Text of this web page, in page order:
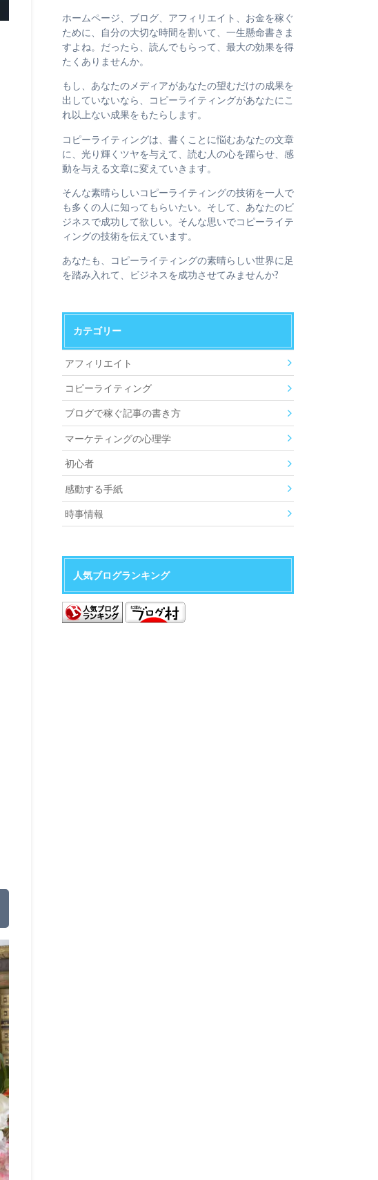
ホームページ、ブログ、アフィリエイト、お金を稼ぐ
ために、自分の大切な時間を割いて、一生懸命書きま
すよね。だったら、読んでもらって、最大の効果を得
たくありませんか。
もし、あなたのメディアがあなたの望むだけの成果を
出していないなら、コピーライティングがあなたにこ
れ以上ない成果をもたらします。
コピーライティングは、書くことに悩むあなたの文章
に、光り輝くツヤを与えて、読む人の心を躍らせ、感
動を与える文章に変えていきます。
そんな素晴らしいコピーライティングの技術を一人で
も多くの人に知ってもらいたい。そして、あなたのビ
ジネスで成功して欲しい。そんな思いでコピーライテ
ィングの技術を伝えています。
あなたも、コピーライティングの素晴らしい世界に足
を踏み入れて、ビジネスを成功させてみませんか?
カテゴリー
アフィリエイト
コピーライティング
ブログで稼ぐ記事の書き方
マーケティングの心理学
初心者
感動する手紙
時事情報
人気ブログランキング